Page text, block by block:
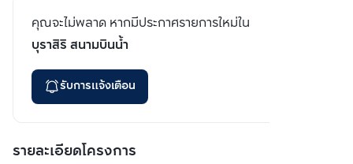
คุณจะไม่พลาด หากมีประกาศรายการใหม่ใน
บุราสิริ สนามบินน้ำ
รับการแจ้งเตือน
รายละเอียดโครงการ